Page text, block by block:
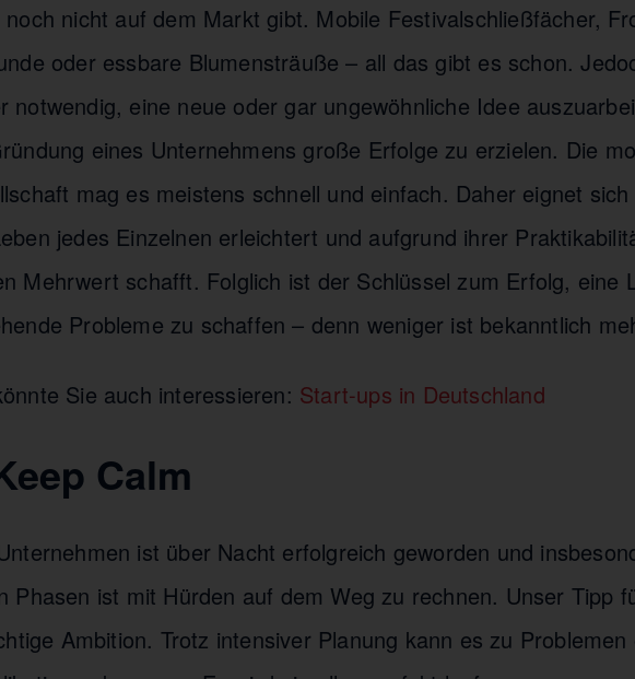
noch nicht auf dem Markt gibt. Mobile Festivalschließfächer,
oder essbare Blumensträuße – all das gibt es schon.
notwendig, eine neue oder gar ungewöhnliche Idee
eines Unternehmens große Erfolge zu erzielen. Die
mag es meistens schnell und einfach. Daher eignet
jedes Einzelnen erleichtert und aufgrund ihrer
Mehrwert schafft. Folglich ist der Schlüssel zum Erfolg, eine
Probleme zu schaffen – denn weniger ist bekanntlich
Sie auch interessieren: Start-ups in Deutschland
Calm
ist über Nacht erfolgreich geworden und
Phasen ist mit Hürden auf dem Weg zu rechnen. Unser Tipp
Ambition. Trotz intensiver Planung kann es zu Problemen